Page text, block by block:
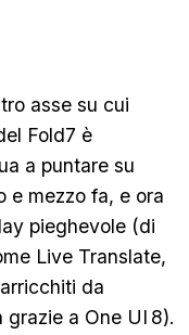
asse su cui
Fold7 è
a puntare su
e mezzo fa, e ora
pieghevole (di
Live Translate,
da
grazie a One UI 8).